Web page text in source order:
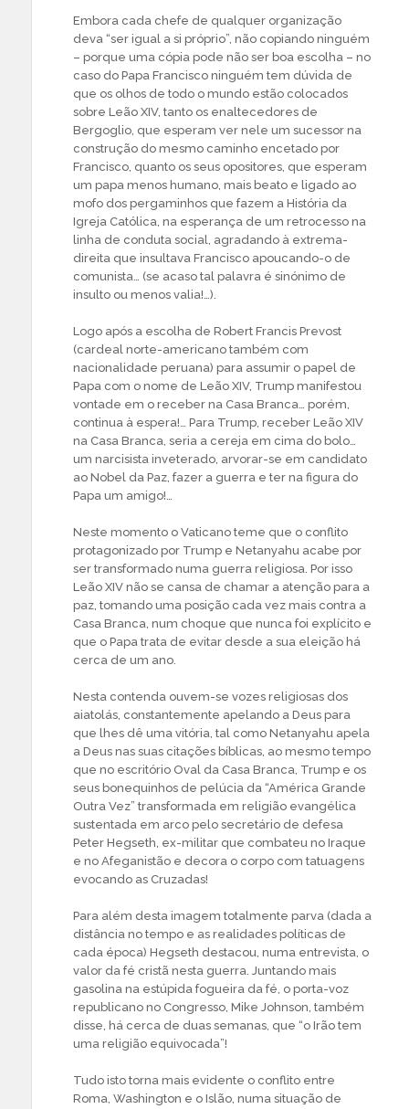
Embora cada chefe de qualquer organização
deva “ser igual a si próprio”, não copiando ninguém
– porque uma cópia pode não ser boa escolha – no
caso do Papa Francisco ninguém tem dúvida de
que os olhos de todo o mundo estão colocados
sobre Leão XIV, tanto os enaltecedores de
Bergoglio, que esperam ver nele um sucessor na
construção do mesmo caminho encetado por
Francisco, quanto os seus opositores, que esperam
um papa menos humano, mais beato e ligado ao
mofo dos pergaminhos que fazem a História da
Igreja Católica, na esperança de um retrocesso na
linha de conduta social, agradando à extrema-
direita que insultava Francisco apoucando-o de
comunista… (se acaso tal palavra é sinónimo de
insulto ou menos valia!…).
Logo após a escolha de Robert Francis Prevost
(cardeal norte-americano também com
nacionalidade peruana) para assumir o papel de
Papa com o nome de Leão XIV, Trump manifestou
vontade em o receber na Casa Branca… porém,
continua à espera!… Para Trump, receber Leão XIV
na Casa Branca, seria a cereja em cima do bolo…
um narcisista inveterado, arvorar-se em candidato
ao Nobel da Paz, fazer a guerra e ter na figura do
Papa um amigo!…
Neste momento o Vaticano teme que o conflito
protagonizado por Trump e Netanyahu acabe por
ser transformado numa guerra religiosa. Por isso
Leão XIV não se cansa de chamar a atenção para a
paz, tomando uma posição cada vez mais contra a
Casa Branca, num choque que nunca foi explícito e
que o Papa trata de evitar desde a sua eleição há
cerca de um ano.
Nesta contenda ouvem-se vozes religiosas dos
aiatolás, constantemente apelando a Deus para
que lhes dê uma vitória, tal como Netanyahu apela
a Deus nas suas citações bíblicas, ao mesmo tempo
que no escritório Oval da Casa Branca, Trump e os
seus bonequinhos de pelúcia da “América Grande
Outra Vez” transformada em religião evangélica
sustentada em arco pelo secretário de defesa
Peter Hegseth, ex-militar que combateu no Iraque
e no Afeganistão e decora o corpo com tatuagens
evocando as Cruzadas!
Para além desta imagem totalmente parva (dada a
distância no tempo e as realidades políticas de
cada época) Hegseth destacou, numa entrevista, o
valor da fé cristã nesta guerra. Juntando mais
gasolina na estúpida fogueira da fé, o porta-voz
republicano no Congresso, Mike Johnson, também
disse, há cerca de duas semanas, que “o Irão tem
uma religião equivocada”!
Tudo isto torna mais evidente o conflito entre
Roma, Washington e o Islão, numa situação de